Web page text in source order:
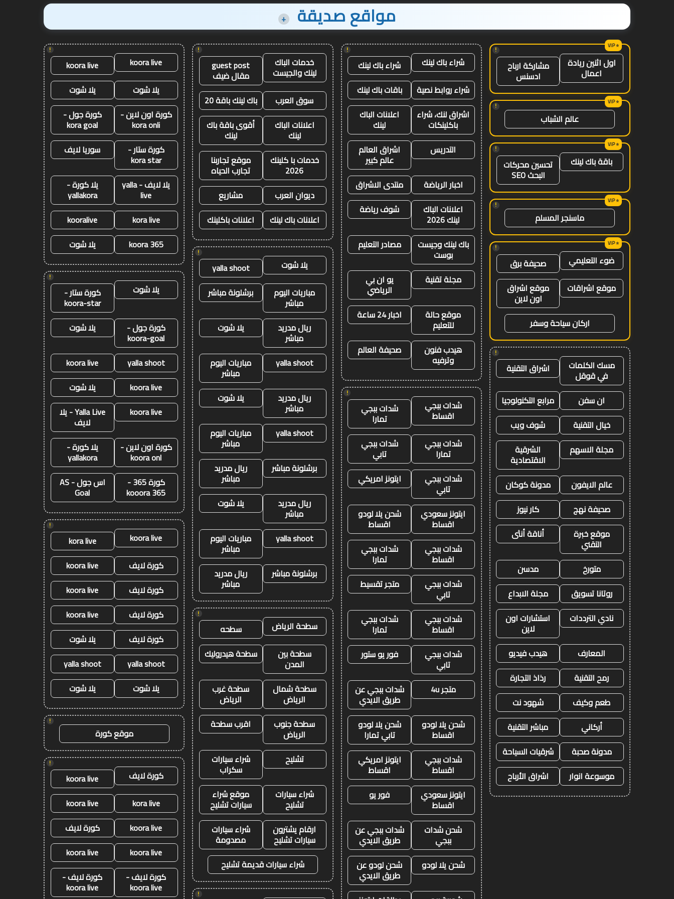
مواقع صديقة +
!
اول اثنين ريادة
اعمال مشاركة ارباح
ادسنس
!
عالم الشباب
!
باقة باك لينك تحسين محركات
البحث SEO
!
ماسنجر المسلم
!
ضوء التعليمي
صحيفة برق
موقع اشراقات
موقع اشراق
اون لاين
اركان سياحة وسفر
!
مسك الكلمات
في قوقل اشراق التقنية
ان سفن
مرابع التكنولوجيا
خيال التقنية
شوف ويب
مجلة الاسهم
الشرقية
الاقتصادية
عالم الايفون
مدونة كوكان
صحيفة نهج
كار نيوز
موقع خبرة
التقني
أناقة أنثى
متورخ
مدسن
روتانا تسويق
مجلة الابداع
نادي الترددات
استشارات اون
لاين
المعارف
هيدب فيديو
رمح التقنية
رذاذ التجارة
طعم وكيف
شهود نت
أركاني
مباشر التقنية
مدونة صحبة
شرقيات السياحة
موسوعة انوار
اشراق الأرباح
!
شراء باك لينك
شراء باك لينك
شراء روابط نصية
باقات باك لينك
اشراق لنك، شراء
باكلينكات
اعلانات الباك
لينك
التدريس
اشراق العالم
عالم كبير
اخبار الرياضة
منتدى الاشراق
اعلانات الباك
لينك 2026
شوف رياضة
باك لينك وجيست
بوست
مصادر التعليم
مجلة تقنية يو ان بي
الرياضي
موقع حالة
للتعليم
اخبار 24 ساعة
هيدب فنون
وترفيه
صحيفة العالم
!
شدات ببجي
اقساط شدات ببجي
تمارا
شدات ببجي
تمارا
شدات ببجي
تابي
شدات ببجي
تابي
ايتونز امريكي
ايتونز سعودي
اقساط
شحن يلا لودو
اقساط
شدات ببجي
اقساط
شدات ببجي
تمارا
شدات ببجي
تابي
متجر تقسيط
شدات ببجي
اقساط
شدات ببجي
تمارا
شدات ببجي
تابي
فور يو ستور
متجر 4u شدات ببجي عن
طريق الايدي
شحن يلا لودو
اقساط
شحن يلا لودو
تابي تمارا
شدات ببجي
اقساط
ايتونز امريكي
اقساط
ايتونز سعودي
اقساط
فور يو
شحن شدات
ببجي
شدات ببجي عن
طريق الايدي
شحن يلا لودو
شحن لودو عن
طريق الايدي
!
خدمات الباك
لينك والجيست guest post
مقال ضيف
سوق العرب
باك لينك باقة 20
اعلانات الباك
لينك
أقوى باقة باك
لينك
خدمات با كلينك
2026
موقع تجاربنا
تجارب الحياه
ديوان العرب
مشاريع
اعلانات باك لينك
اعلانات باكلينك
!
يلا شوت
yalla shoot
مباريات اليوم
مباشر
برشلونة مباشر
ريال مدريد
مباشر
يلا شوت
yalla shoot مباريات اليوم
مباشر
ريال مدريد
مباشر
يلا شوت
yalla shoot مباريات اليوم
مباشر
برشلونة مباشر
ريال مدريد
مباشر
ريال مدريد
مباشر
يلا شوت
yalla shoot مباريات اليوم
مباشر
برشلونة مباشر
ريال مدريد
مباشر
!
سطحة الرياض
سطحه
سطحة بين
المدن
سطحة هيدروليك
سطحة شمال
الرياض
سطحة غرب
الرياض
سطحة جنوب
الرياض
اقرب سطحة
تشليح شراء سيارات
سكراب
شراء سيارات
تشليح
موقع شراء
سيارات تشليح
ارقام يشترون
سيارات تشليح
شراء سيارات
مصدومة
شراء سيارات قديمة تشليح
!
!
koora live
koora live
يلا شوت
يلا شوت
كورة اون لاين -
kora onli
كورة جول -
kora goal
كورة ستار -
kora star
سوريا لايف
يلا لايف - yalla
live
يلا كورة -
yallakora
kora live
kooralive
koora 365
يلا شوت
!
يلا شوت كورة ستار -
koora-star
كورة جول -
koora-goal
يلا شوت
yalla shoot
koora live
koora live
يلا شوت
koora live
Yalla Live - يلا
لايف
كورة اون لاين -
koora onl
يلا كورة -
yallakora
كورة 365 -
kooora 365
اس جول - AS
Goal
!
koora live
kora live
كورة لايف
koora live
كورة لايف
koora live
كورة لايف
koora live
كورة لايف
يلا شوت
yalla shoot
yalla shoot
يلا شوت
يلا شوت
!
موقع كورة
!
كورة لايف
koora live
kora live
koora live
koora live
كورة لايف
koora live
koora live
كورة لايف -
koora live
كورة لايف -
koora live